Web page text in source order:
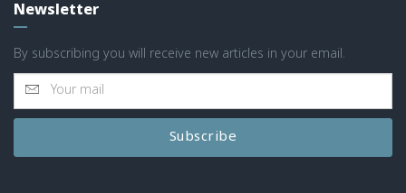
Newsletter
By subscribing you will receive new articles in your email.
Subscribe